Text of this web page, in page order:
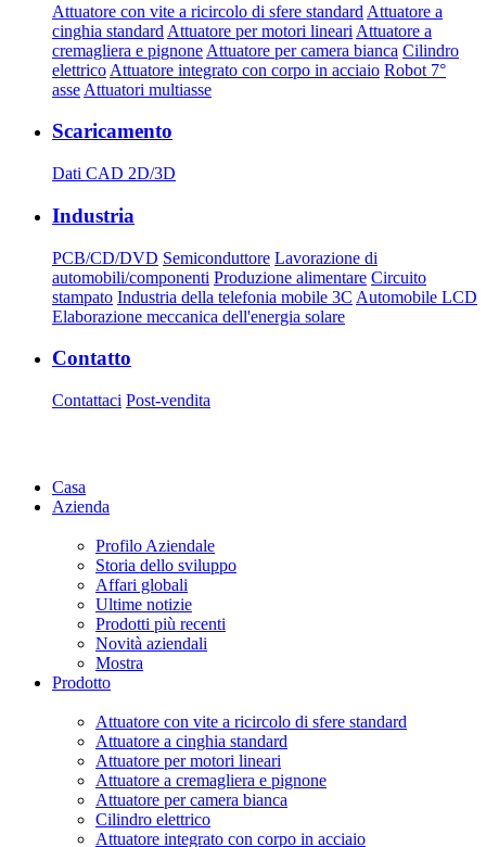
Attuatore con vite a ricircolo di sfere standard Attuatore a
cinghia standard Attuatore per motori lineari Attuatore a
cremagliera e pignone Attuatore per camera bianca Cilindro
elettrico Attuatore integrato con corpo in acciaio Robot 7°
asse Attuatori multiasse
Scaricamento
Dati CAD 2D/3D
Industria
PCB/CD/DVD Semiconduttore Lavorazione di
automobili/componenti Produzione alimentare Circuito
stampato Industria della telefonia mobile 3C Automobile LCD
Elaborazione meccanica dell'energia solare
Contatto
Contattaci Post-vendita
Casa
Azienda
Profilo Aziendale
Storia dello sviluppo
Affari globali
Ultime notizie
Prodotti più recenti
Novità aziendali
Mostra
Prodotto
Attuatore con vite a ricircolo di sfere standard
Attuatore a cinghia standard
Attuatore per motori lineari
Attuatore a cremagliera e pignone
Attuatore per camera bianca
Cilindro elettrico
Attuatore integrato con corpo in acciaio